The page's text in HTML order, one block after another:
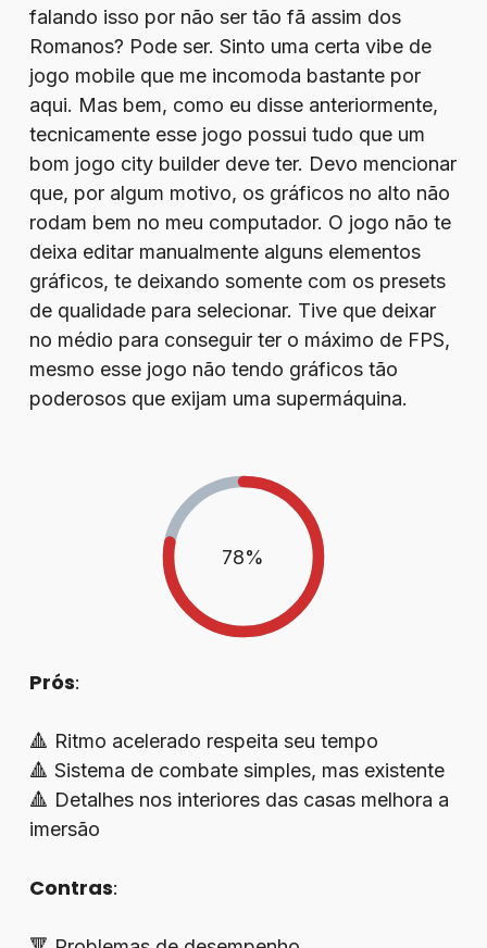
falando isso por não ser tão fã assim dos
Romanos? Pode ser. Sinto uma certa vibe de
jogo mobile que me incomoda bastante por
aqui. Mas bem, como eu disse anteriormente,
tecnicamente esse jogo possui tudo que um
bom jogo city builder deve ter. Devo mencionar
que, por algum motivo, os gráficos no alto não
rodam bem no meu computador. O jogo não te
deixa editar manualmente alguns elementos
gráficos, te deixando somente com os presets
de qualidade para selecionar. Tive que deixar
no médio para conseguir ter o máximo de FPS,
mesmo esse jogo não tendo gráficos tão
poderosos que exijam uma supermáquina.
78%
Prós:
🔺 Ritmo acelerado respeita seu tempo
🔺 Sistema de combate simples, mas existente
🔺 Detalhes nos interiores das casas melhora a
imersão
Contras: